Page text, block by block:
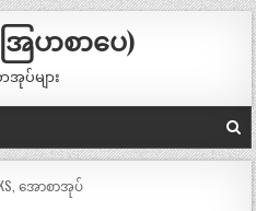
ြပာစာပေ)
အုပ်များ
အောစာအုပ်